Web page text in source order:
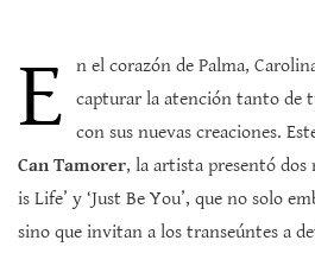
E
n el corazón de Palma,
capturar la atención tanto de
con sus nuevas creaciones.
Can Tamorer, la artista presentó dos
is Life’ y ‘Just Be You’, que no solo
sino que invitan a los transeúntes a